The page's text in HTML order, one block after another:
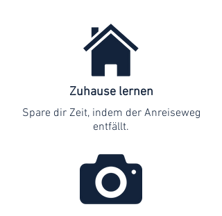
Zuhause lernen
Spare dir Zeit, indem der Anreiseweg
entfällt.